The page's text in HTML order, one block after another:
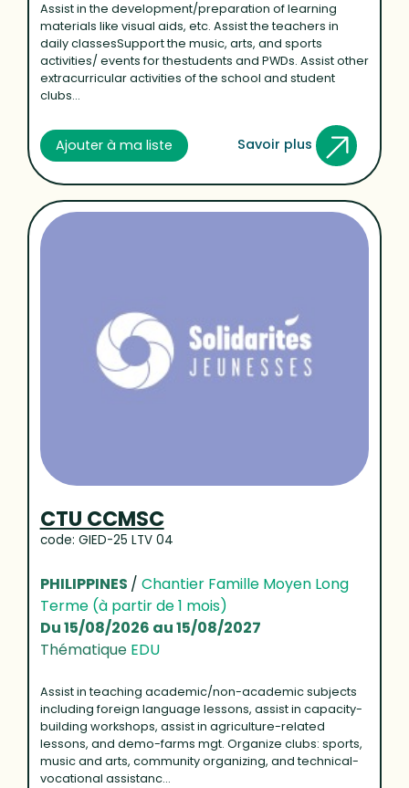
Assist in the development/preparation of learning
materials like visual aids, etc. Assist the teachers in
daily classesSupport the music, arts, and sports
activities/ events for thestudents and PWDs. Assist other
extracurricular activities of the school and student
clubs...
Ajouter à ma liste Savoir plus
CTU CCMSC
code: GIED-25 LTV 04
PHILIPPINES / Chantier Famille Moyen Long
Terme (à partir de 1 mois)
Du 15/08/2026 au 15/08/2027
Thématique EDU
Assist in teaching academic/non-academic subjects
including foreign language lessons, assist in capacity-
building workshops, assist in agriculture-related
lessons, and demo-farms mgt. Organize clubs: sports,
music and arts, community organizing, and technical-
vocational assistanc...